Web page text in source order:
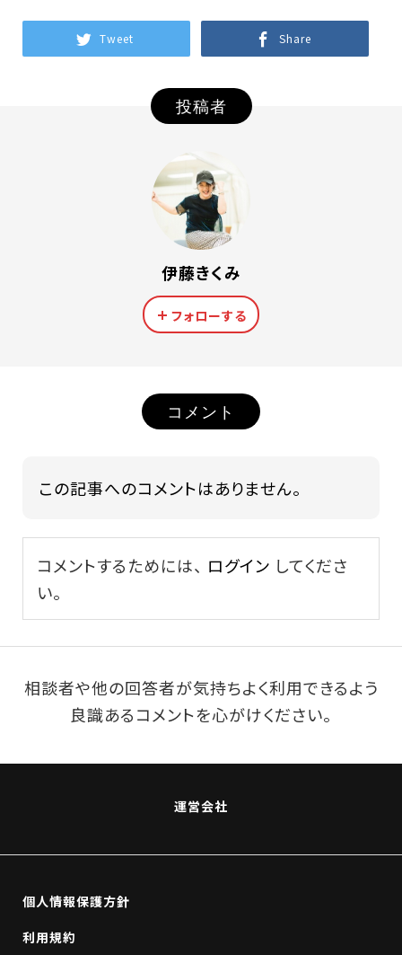
Tweet Share
投稿者
伊藤きくみ
フォローする
コメント
この記事へのコメントはありません。
コメントするためには、 ログイン してくださ
い。
相談者や他の回答者が気持ちよく利用できるよう
良識あるコメントを心がけください。
運営会社
個人情報保護方針
利用規約